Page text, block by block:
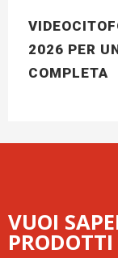
2026 PER
COMPLETA
VUOI